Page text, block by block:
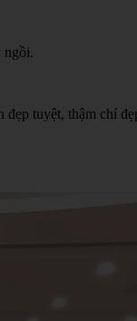
ngồi.
tuyệt, thậm chí